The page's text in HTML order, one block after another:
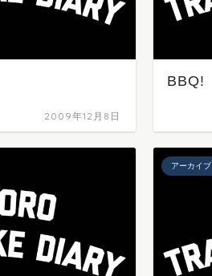
2009年12月8日
BBQ!
アーカイブ